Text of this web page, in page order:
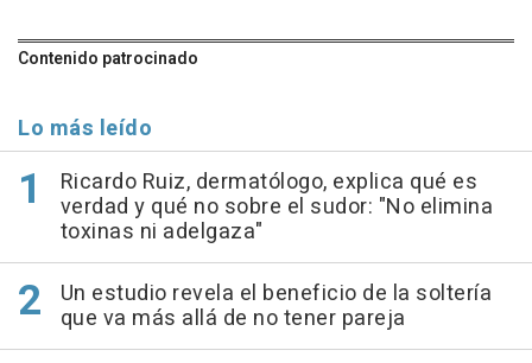
Contenido patrocinado
Lo más leído
Ricardo Ruiz, dermatólogo, explica qué es
verdad y qué no sobre el sudor: "No elimina
toxinas ni adelgaza"
Un estudio revela el beneficio de la soltería
que va más allá de no tener pareja